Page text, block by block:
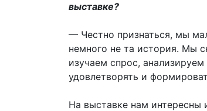
выставке?
— Честно признаться, мы
немного не та история. Мы
изучаем спрос,
удовлетворять и
На выставке нам интересны